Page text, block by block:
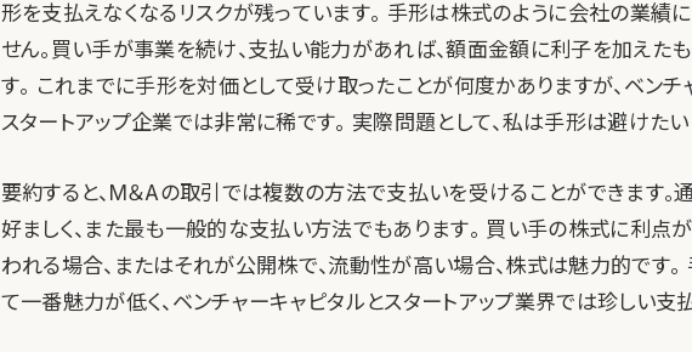
形を支払えなくなるリスクが残っています。 手形は株式のように会社の業績
せん。買い手が事業を続け、支払い能力があれば、額面金額に利子を加えた
す。 これまでに手形を対価として受け取ったことが何度かありますが、ベンチ
スタートアップ企業では非常に稀です。 実際問題として、私は手形は避けたい
要約すると、M＆Aの取引では複数の方法で支払いを受けることができます。
好ましく、また最も一般的な支払い方法でもあります。 買い手の株式に利点
われる場合、またはそれが公開株で、流動性が高い場合、株式は魅力的です。
て一番魅力が低く、ベンチャーキャピタルとスタートアップ業界では珍しい支